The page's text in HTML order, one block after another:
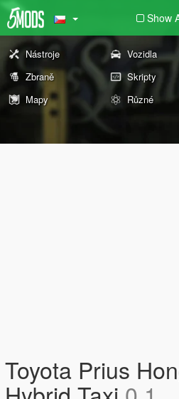
Show
Nástroje Vozidla
Zbraně
Skripty
Mapy
Různé
Toyota Prius